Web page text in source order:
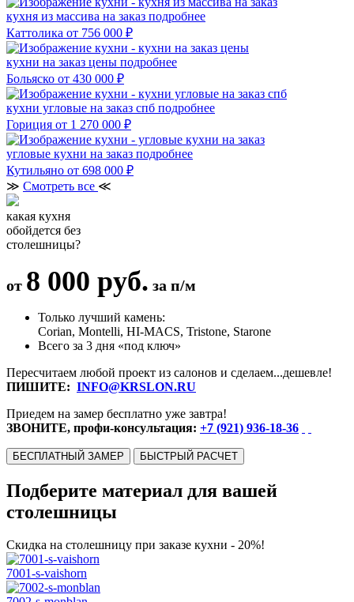
кухня из массива на заказ подробнее
Каттолика от 756 000 ₽
кухни на заказ цены подробнее
Больяско от 430 000 ₽
кухни угловые на заказ спб подробнее
Гориция от 1 270 000 ₽
угловые кухни на заказ подробнее
Кутильяно от 698 000 ₽
≫ Смотреть все ≪
какая кухня
обойдется без
столешницы?
от 8 000 руб. за п/м
Только лучший камень:
Corian, Montelli, HI-MACS, Tristone, Starone
Всего за 3 дня «под ключ»
Пересчитаем любой проект из салонов и сделаем...дешевле!
ПИШИТЕ: INFO@KRSLON.RU
Приедем на замер бесплатно уже завтра!
ЗВОНИТЕ, профи-консультация: +7 (921) 936-18-36
БЕСПЛАТНЫЙ ЗАМЕР БЫСТРЫЙ РАСЧЕТ
Подберите материал для вашей
столешницы
Скидка на столешницу при заказе кухни - 20%!
7001-s-vaishorn